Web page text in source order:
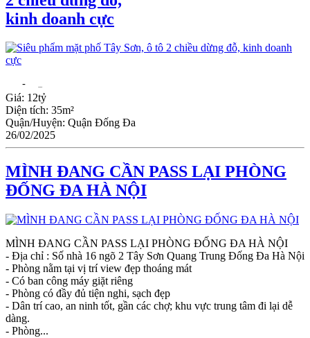
kinh doanh cực
- ...
Giá: 12tỷ
Diện tích: 35m²
Quận/Huyện: Quận Đống Đa
26/02/2025
MÌNH ĐANG CẦN PASS LẠI PHÒNG
ĐỐNG ĐA HÀ NỘI
MÌNH ĐANG CẦN PASS LẠI PHÒNG ĐỐNG ĐA HÀ NỘI
- Địa chỉ : Số nhà 16 ngõ 2 Tây Sơn Quang Trung Đống Đa Hà Nội
- Phòng nằm tại vị trí view đẹp thoáng mát
- Có ban công máy giặt riêng
- Phòng có đầy đủ tiện nghi, sạch đẹp
- Dân trí cao, an ninh tốt, gần các chợ; khu vực trung tâm đi lại dễ
dàng.
- Phòng...